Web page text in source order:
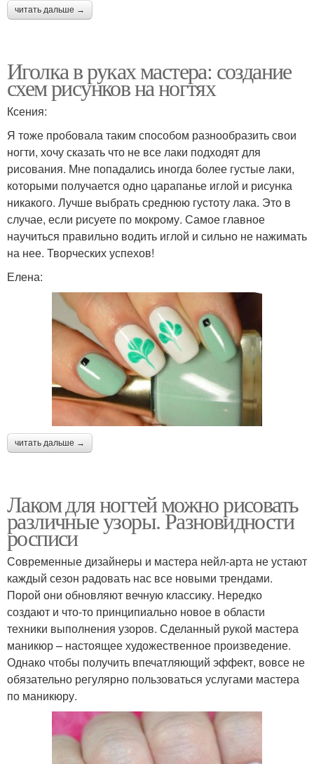
читать дальше →
Иголка в руках мастера: создание
схем рисунков на ногтях
Ксения:
Я тоже пробовала таким способом разнообразить свои
ногти, хочу сказать что не все лаки подходят для
рисования. Мне попадались иногда более густые лаки,
которыми получается одно царапанье иглой и рисунка
никакого. Лучше выбрать среднюю густоту лака. Это в
случае, если рисуете по мокрому. Самое главное
научиться правильно водить иглой и сильно не нажимать
на нее. Творческих успехов!
Елена:
читать дальше →
Лаком для ногтей можно рисовать
различные узоры. Разновидности
росписи
Современные дизайнеры и мастера нейл-арта не устают
каждый сезон радовать нас все новыми трендами.
Порой они обновляют вечную классику. Нередко
создают и что-то принципиально новое в области
техники выполнения узоров. Сделанный рукой мастера
маникюр – настоящее художественное произведение.
Однако чтобы получить впечатляющий эффект, вовсе не
обязательно регулярно пользоваться услугами мастера
по маникюру.